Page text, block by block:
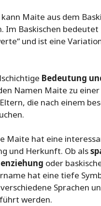
Maite aus dem
Im Baskischen bedeutet
und ist eine
Bedeutung
Namen Maite zu
die nach einem
Maite hat eine
und Herkunft. Ob als
oder
hat eine tiefe
Sprachen
werden.